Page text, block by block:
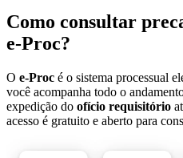
Como consultar
e-Proc?
O e-Proc é o sistema processual
você acompanha todo o
expedição do ofício requisitório
acesso é gratuito e aberto para